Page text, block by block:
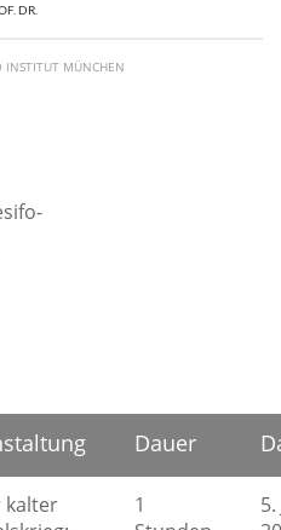
DR.
INSTITUT MÜNCHEN
Dauer
kalter
1
5.